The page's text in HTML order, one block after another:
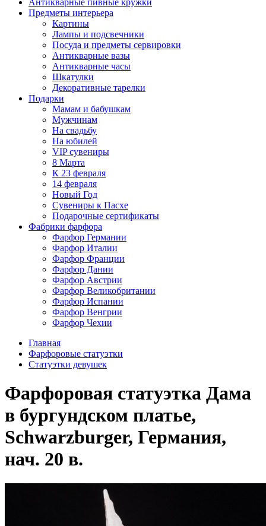
Антикварные пивные кружки
Предметы интерьера
Картины
Лампы и подсвечники
Посуда и предметы сервировки
Антикварные вазы
Антикварные часы
Шкатулки
Декоративные тарелки
Подарки
Мамам и бабушкам
Мужчинам
На свадьбу
На юбилей
VIP сувениры
8 Марта
К 23 февраля
14 февраля
Новый Год
Сувениры к Пасхе
Подарочные сертификаты
Фабрики фарфора
Фарфор Германии
Фарфор Италии
Фарфор Франции
Фарфор Дании
Фарфор Австрии
Фарфор Великобритании
Фарфор Испании
Фарфор Венгрии
Фарфор Чехии
Главная
Фарфоровые статуэтки
Статуэтки девушек
Фарфоровая статуэтка Дама
в бургундском платье,
Schwarzburger, Германия,
нач. 20 в.